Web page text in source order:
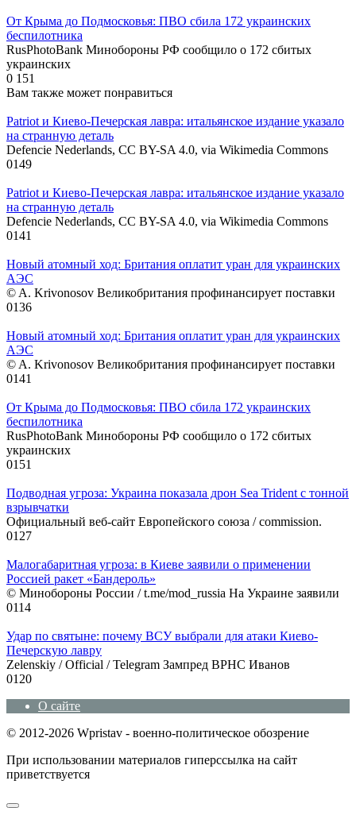
От Крыма до Подмосковья: ПВО сбила 172 украинских
беспилотника
RusPhotoBank Минобороны РФ сообщило о 172 сбитых
украинских
0 151
Вам также может понравиться
Patriot и Киево-Печерская лавра: итальянское издание указало
на странную деталь
Defencie Nederlands, CC BY-SA 4.0, via Wikimedia Commons
0149
Patriot и Киево-Печерская лавра: итальянское издание указало
на странную деталь
Defencie Nederlands, CC BY-SA 4.0, via Wikimedia Commons
0141
Новый атомный ход: Британия оплатит уран для украинских
АЭС
© A. Krivonosov Великобритания профинансирует поставки
0136
Новый атомный ход: Британия оплатит уран для украинских
АЭС
© A. Krivonosov Великобритания профинансирует поставки
0141
От Крыма до Подмосковья: ПВО сбила 172 украинских
беспилотника
RusPhotoBank Минобороны РФ сообщило о 172 сбитых
украинских
0151
Подводная угроза: Украина показала дрон Sea Trident с тонной
взрывчатки
Официальный веб-сайт Европейского союза / commission.
0127
Малогабаритная угроза: в Киеве заявили о применении
Россией ракет «Бандероль»
© Минобороны России / t.me/mod_russia На Украине заявили
0114
Удар по святыне: почему ВСУ выбрали для атаки Киево-
Печерскую лавру
Zеlеnskiу / Оfficiаl / Telegram Зампред ВРНС Иванов
0120
О сайте
© 2012-2026 Wpristav - военно-политическое обозрение
При использовании материалов гиперссылка на сайт
приветствуется